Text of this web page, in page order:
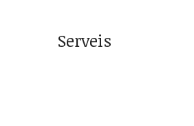
Serveis